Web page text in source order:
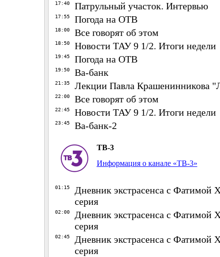
17:40 Патрульный участок. Интервью
17:55 Погода на ОТВ
18:00 Все говорят об этом
18:50 Новости ТАУ 9 1/2. Итоги недели
19:45 Погода на ОТВ
19:50 Ва-банк
21:35 Лекции Павла Крашенинникова
22:00 Все говорят об этом
22:45 Новости ТАУ 9 1/2. Итоги недели
23:45 Ва-банк-2
ТВ-3
Информация о канале «ТВ-3»
01:15
Дневник экстрасенса с Фатимой
серия
02:00
Дневник экстрасенса с Фатимой
серия
02:45
Дневник экстрасенса с Фатимой
серия